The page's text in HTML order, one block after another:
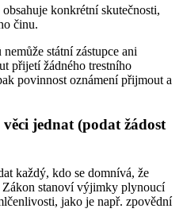
konkrétní skutečnosti,
činu.
státní zástupce ani
přijetí žádného trestního
povinnost oznámení přijmout a
jednat (podat žádost
každý, kdo se domnívá, že
Zákon stanoví výjimky plynoucí
jako je např. zpovědní